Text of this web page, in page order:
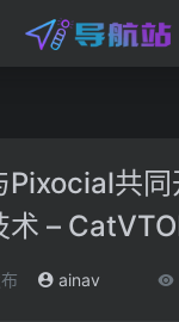
Pixocial共
术 –
ainav